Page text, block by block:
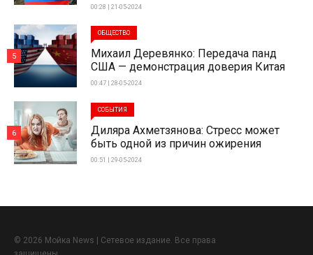
00:28 | 21-05-2024
ОБЩЕСТВО
Михаил Деревянко: Передача панд
США — демонстрация доверия Китая
00:47 | 28-05-2024
5
СОБЫТИЯ
Диляра Ахметзянова: Стресс может
быть одной из причин ожирения
00:51 | 29-05-2024
6
© 2026 Мойка News | Сетевое издание. Все права